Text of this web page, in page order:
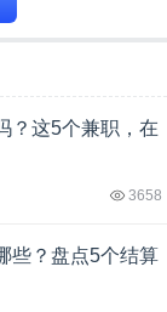
？这5个兼职，在
3658
些？盘点5个结算